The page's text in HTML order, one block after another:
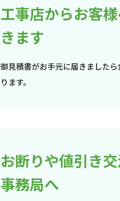
工事店からお客
きます
御見積書がお手元に届きました
ります。
お断りや値引き
事務局へ